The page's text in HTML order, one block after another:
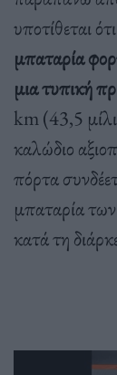
υποτίθεται
μπαταρία
μια τυπική
km (43,5
καλώδιο
πόρτα
μπαταρία
κατά τη